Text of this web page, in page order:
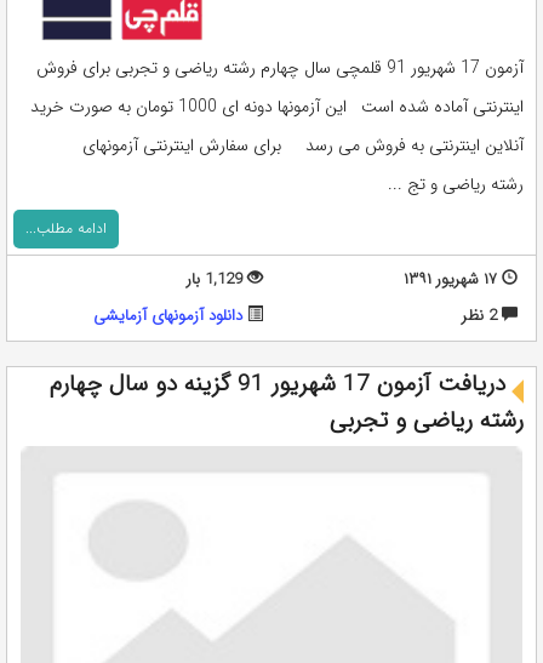
آزمون 17 شهریور 91 قلمچی سال چهارم رشته ریاضی و تجربی برای فروش
اینترنتی آماده شده است این آزمونها دونه ای 1000 تومان به صورت خرید
آنلاین اینترنتی به فروش می رسد برای سفارش اینترنتی آزمونهای
رشته ریاضی و تج ...
ادامه مطلب...
۱۷ شهریور ۱۳۹۱
1,129 بار
2 نظر
دانلود آزمونهای آزمایشی
دریافت آزمون 17 شهریور 91 گزینه دو سال چهارم
رشته ریاضی و تجربی